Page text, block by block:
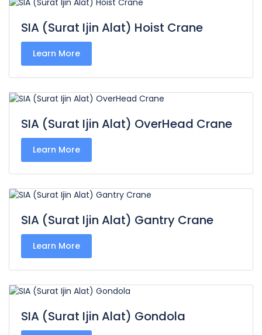
SIA (Surat Ijin Alat) Hoist Crane
Learn More
SIA (Surat Ijin Alat) OverHead Crane
Learn More
SIA (Surat Ijin Alat) Gantry Crane
Learn More
SIA (Surat Ijin Alat) Gondola